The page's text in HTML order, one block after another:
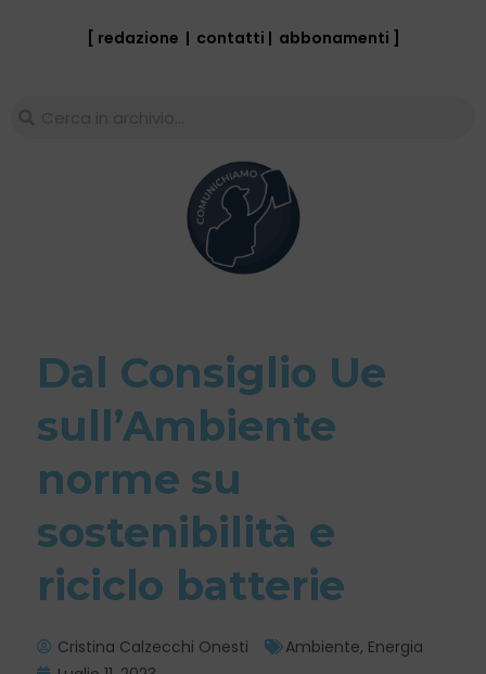
[ redazione | contatti | abbonamenti ]
Dal Consiglio Ue
sull’Ambiente
norme su
sostenibilità e
riciclo batterie
Cristina Calzecchi Onesti Ambiente, Energia